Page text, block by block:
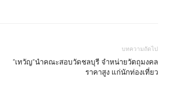
บทความถัดไป
“เทวัญ”นำคณะสอบวัดชลบุรี จำหน่ายวัตถุมงคล
ราคาสูง แก่นักท่องเที่ยว